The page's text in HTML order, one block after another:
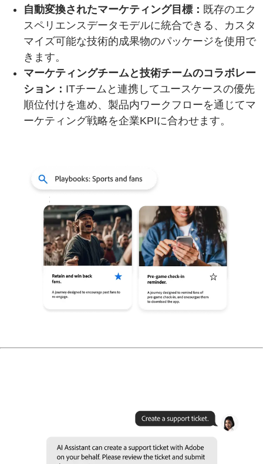
自動変換されたマーケティング目標： 既存のエク
スペリエンスデータモデルに統合できる、カスタ
マイズ可能な技術的成果物のパッケージを使用で
きます。
マーケティングチームと技術チームのコラボレー
ション： ITチームと連携してユースケースの優先
順位付けを進め、製品内ワークフローを通じてマ
ーケティング戦略を企業KPIに合わせます。